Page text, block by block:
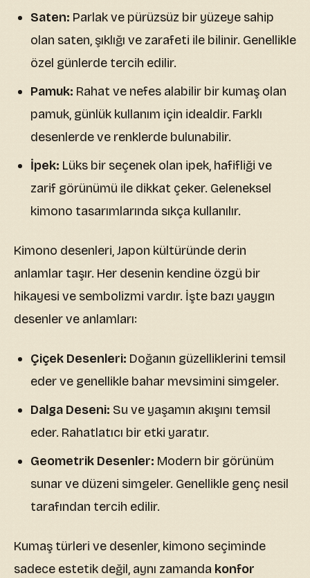
Saten: Parlak ve pürüzsüz bir yüzeye sahip
olan saten, şıklığı ve zarafeti ile bilinir. Genellikle
özel günlerde tercih edilir.
Pamuk: Rahat ve nefes alabilir bir kumaş olan
pamuk, günlük kullanım için idealdir. Farklı
desenlerde ve renklerde bulunabilir.
İpek: Lüks bir seçenek olan ipek, hafifliği ve
zarif görünümü ile dikkat çeker. Geleneksel
kimono tasarımlarında sıkça kullanılır.
Kimono desenleri, Japon kültüründe derin
anlamlar taşır. Her desenin kendine özgü bir
hikayesi ve sembolizmi vardır. İşte bazı yaygın
desenler ve anlamları:
Çiçek Desenleri: Doğanın güzelliklerini temsil
eder ve genellikle bahar mevsimini simgeler.
Dalga Deseni: Su ve yaşamın akışını temsil
eder. Rahatlatıcı bir etki yaratır.
Geometrik Desenler: Modern bir görünüm
sunar ve düzeni simgeler. Genellikle genç nesil
tarafından tercih edilir.
Kumaş türleri ve desenler, kimono seçiminde
sadece estetik değil, aynı zamanda konfor